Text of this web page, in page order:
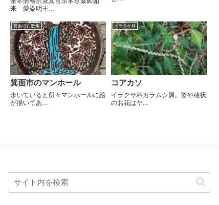
来 愛染明王...
箕面のお散歩
箕面市のマンホール
歩いていると所々マンホールに絵
が描いてあ...
イラクサ科
コアカソ
イラクサ科カラムシ属。姿や穂状
のお花はヤ...